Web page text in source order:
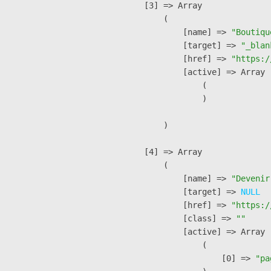
    [3] => Array
        (
            [name] =>
            [target] =>
            [href] =>
"https://
            [active] => Array
                (
                )
        )
    [4] => Array
        (
            [name] =>
"Devenir
            [target] =>
NULL
            [href] =>
"https://
            [class] =>
""
            [active] => Array
                (
                    [0] =>